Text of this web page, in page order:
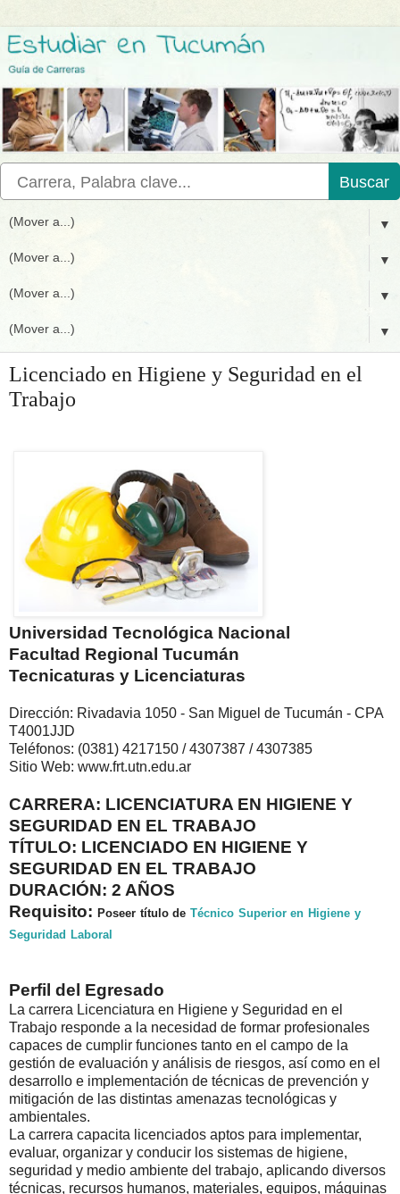
Buscar
▼
▼
▼
▼
Licenciado en Higiene y Seguridad en el
Trabajo
Universidad Tecnológica Nacional
Facultad Regional Tucumán
Tecnicaturas y Licenciaturas
Dirección: Rivadavia 1050 - San Miguel de Tucumán - CPA
T4001JJD
Teléfonos: (0381) 4217150 / 4307387 / 4307385
Sitio Web: www.frt.utn.edu.ar
CARRERA: LICENCIATURA EN HIGIENE Y
SEGURIDAD EN EL TRABAJO
TÍTULO: LICENCIADO EN HIGIENE Y
SEGURIDAD EN EL TRABAJO
DURACIÓN: 2 AÑOS
Requisito: Poseer título de Técnico Superior en H igiene y
Seguridad Laboral
Perfil del Egresado
La carrera Licenciatura en Higiene y Seguridad en el
Trabajo responde a la necesidad de formar profesionales
capaces de cumplir funciones tanto en el campo de la
gestión de evaluación y análisis de riesgos, así como en el
desarrollo e implementación de técnicas de prevención y
mitigación de las distintas amenazas tecnológicas y
ambientales.
La carrera capacita licenciados aptos para implementar,
evaluar, organizar y conducir los sistemas de higiene,
seguridad y medio ambiente del trabajo, aplicando diversos
técnicas, recursos humanos, materiales, equipos, máquinas